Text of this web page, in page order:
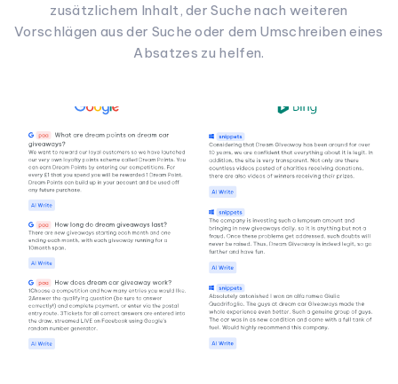
zusätzlichem Inhalt, der Suche nach weiteren
Vorschlägen aus der Suche oder dem Umschreiben eines
Absatzes zu helfen.